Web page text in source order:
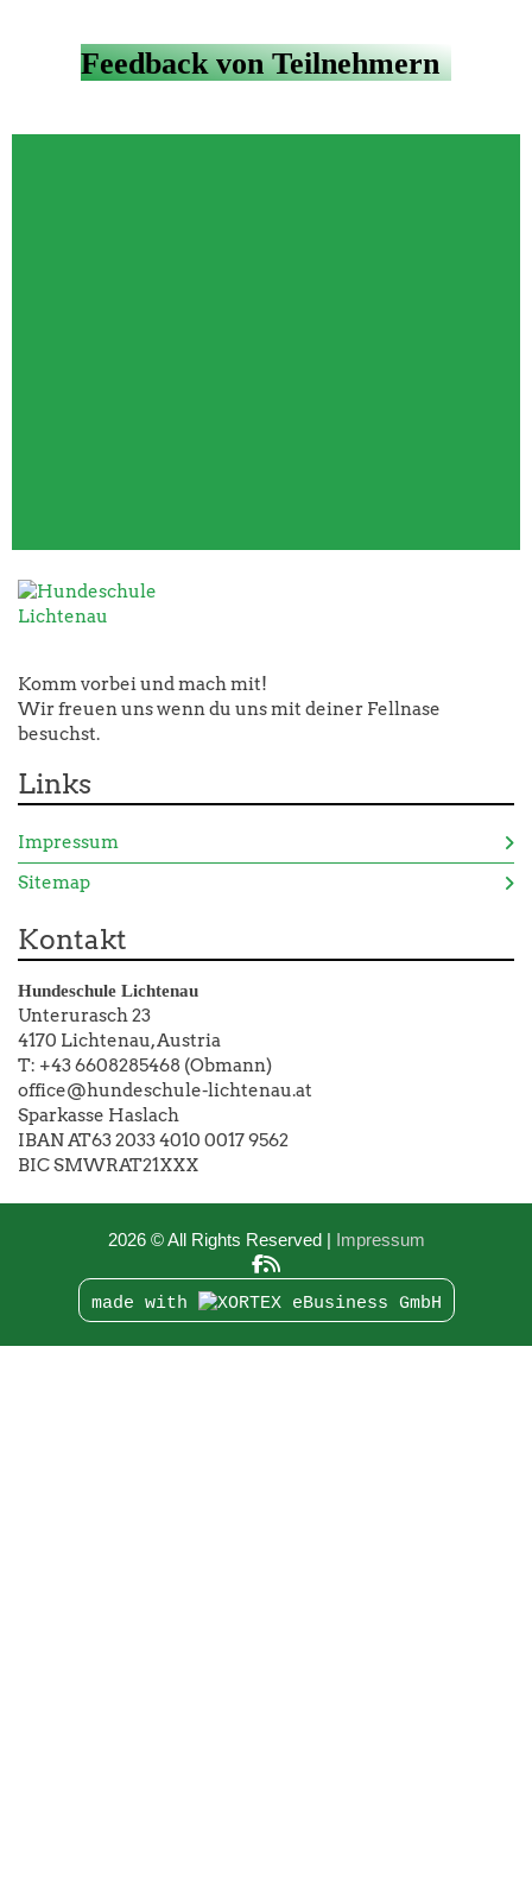
Feedback von Teilnehmern
Komm vorbei und mach mit!
Wir freuen uns wenn du uns mit deiner Fellnase
besuchst.
Links
Impressum
Sitemap
Kontakt
Hundeschule Lichtenau
Unterurasch 23
4170 Lichtenau, Austria
T: +43 6608285468 (Obmann)
office@hundeschule-lichtenau.at
Sparkasse Haslach
IBAN AT63 2033 4010 0017 9562
BIC SMWRAT21XXX
2026 © All Rights Reserved Impressum
made with